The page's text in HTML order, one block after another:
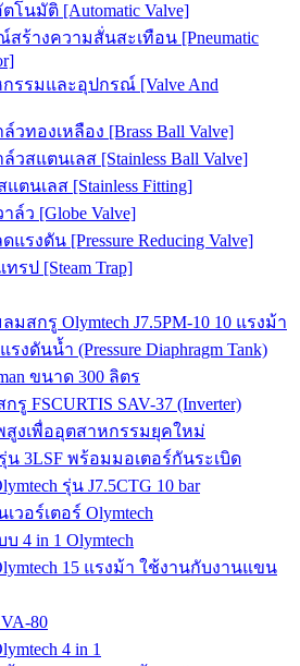
โนมัติ [Automatic Valve]
ร้างความสั่นสะเทือน [Pneumatic
รรมและอุปกรณ์ [Valve And
วทองเหลือง [Brass Ball Valve]
วสแตนเลส [Stainless Ball Valve]
ตนเลส [Stainless Fitting]
ล์ว [Globe Valve]
แรงดัน [Pressure Reducing Valve]
รป [Steam Trap]
มสกรู Olymtech J7.5PM-10 10 แรงม้า
งดันน้ำ (Pressure Diaphragm Tank)
ขนาด 300 ลิตร
FSCURTIS SAV-37 (Inverter)
งเพื่ออุตสาหกรรมยุคใหม่
น 3LSF พร้อมมอเตอร์กันระเบิด
รุ่น J7.5CTG 10 bar
วอร์เตอร์ Olymtech
4 in 1 Olymtech
15 แรงม้า ใช้งานกับงานแขน
80
4 in 1